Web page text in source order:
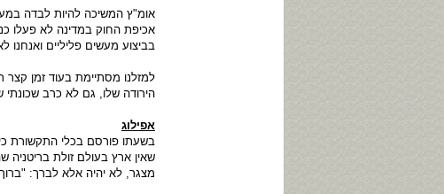
אומ"ץ המשיכה להיות לבדה
אכיפת החוק במדינה לא פעלו
בביצוע מעשים פליליים ואנחנו
למזלנו מסתיימת בעוד זמן
הירודה שלו, גם לא כרב שכונתי
אפילוג
בשעתו פורסם בכלי התקשורת
שאין ארץ בעולם זולת בריטניה
מצגר, לא יהיה אלא לברך: